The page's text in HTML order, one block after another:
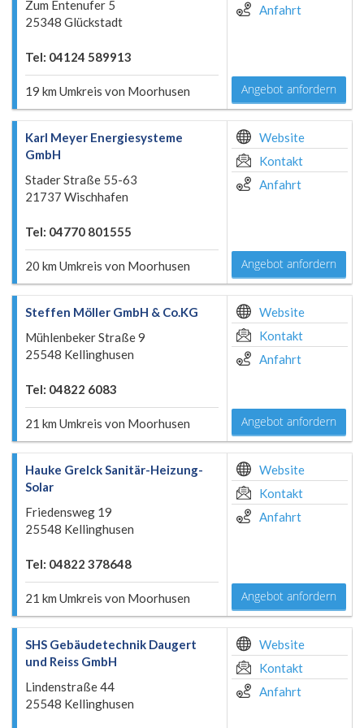
Zum Entenufer 5
25348 Glückstadt
Tel: 04124 589913
19 km Umkreis von Moorhusen
Anfahrt
Angebot anfordern
Karl Meyer Energiesysteme
GmbH
Stader Straße 55-63
21737 Wischhafen
Tel: 04770 801555
20 km Umkreis von Moorhusen
Website
Kontakt
Anfahrt
Angebot anfordern
Steffen Möller GmbH & Co.KG
Mühlenbeker Straße 9
25548 Kellinghusen
Tel: 04822 6083
21 km Umkreis von Moorhusen
Website
Kontakt
Anfahrt
Angebot anfordern
Hauke Grelck Sanitär-Heizung-
Solar
Friedensweg 19
25548 Kellinghusen
Tel: 04822 378648
21 km Umkreis von Moorhusen
Website
Kontakt
Anfahrt
Angebot anfordern
SHS Gebäudetechnik Daugert
und Reiss GmbH
Lindenstraße 44
25548 Kellinghusen
Website
Kontakt
Anfahrt